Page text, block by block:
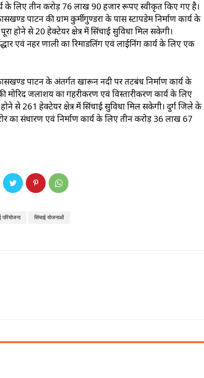
के लिए तीन करोड़ 76 लाख 90 हजार रूपए स्वीकृत किए गए है।
पाटन की ग्राम कुर्मीगुण्डरा के पास स्टापडेम निर्माण कार्य के
से 20 हेक्टेयर क्षेत्र में सिंचाई सुविधा मिल सकेगी।
एवं नहर प्रणाली का रिमाडलिंग एवं लाईनिंग कार्य के लिए एक
पाटन के अंतर्गत खारून नदी पर तटबंध निर्माण कार्य के
जलाशय का गहरीकरण एवं विस्तारीकरण कार्य के लिए
से 261 हेक्टेयर क्षेत्र में सिंचाई सुविधा मिल सकेगी। दुर्ग जिले के
का संधारण एवं निर्माण कार्य के लिए तीन करोड़ 36 लाख 67
सिंचाई योजनाओं